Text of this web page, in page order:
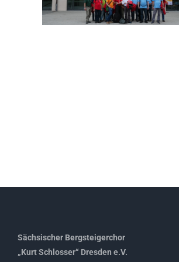
heitere Nacht auf
Chorhütte und
Sächsischer Bergsteigerchor
„Kurt Schlosser“ Dresden e.V.